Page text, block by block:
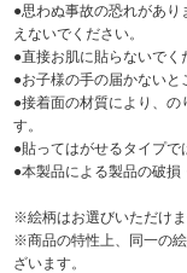
モフモフパレード
●思わぬ事故の恐れがあ
えないでください。
●直接お肌に貼らないでく
●お子様の手の届かないと
●接着面の材質により、の
す。
●貼ってはがせるタイプで
●本製品による製品の破損
※絵柄はお選びいただけま
※商品の特性上、同一の
ざいます。